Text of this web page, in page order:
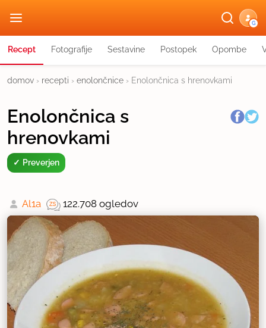
G
Recept Fotografije Sestavine Postopek Opombe
domov › recepti › enolončnice › Enolončnica s hrenovkami
Enolončnica s
hrenovkami
Preverjen
Al1a 122.708 ogledov